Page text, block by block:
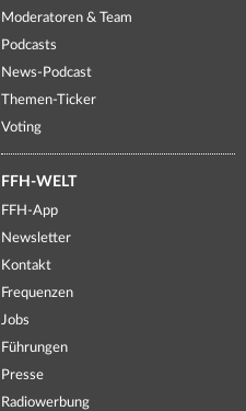
Moderatoren & Team
Podcasts
News-Podcast
Themen-Ticker
Voting
FFH-WELT
FFH-App
Newsletter
Kontakt
Frequenzen
Jobs
Führungen
Presse
Radiowerbung